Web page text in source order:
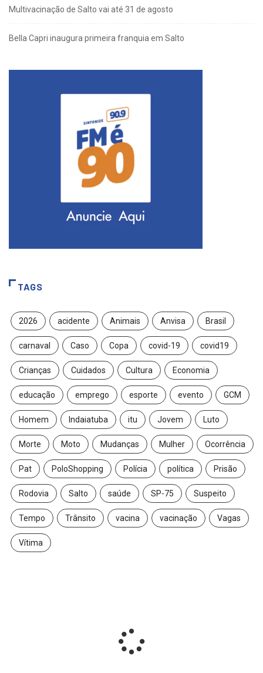
Multivacinação de Salto vai até 31 de agosto
Bella Capri inaugura primeira franquia em Salto
TAGS
2026 acidente Animais Anvisa Brasil
carnaval Caso Copa covid-19 covid19
Crianças Cuidados Cultura Economia
educação emprego esporte evento GCM
Homem Indaiatuba itu Jovem Luto
Morte Moto Mudanças Mulher Ocorrência
Pat PoloShopping Polícia política Prisão
Rodovia Salto saúde SP-75 Suspeito
Tempo Trânsito vacina vacinação Vagas
Vítima